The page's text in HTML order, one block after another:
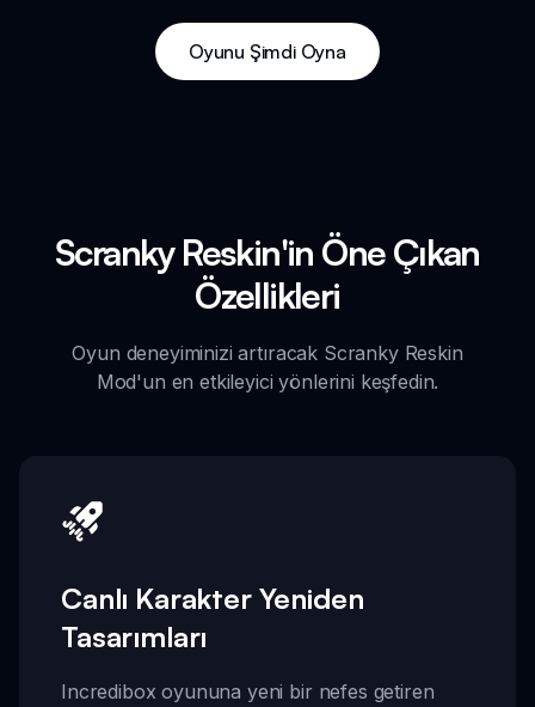
Oyunu Şimdi Oyna
Scranky Reskin'in Öne Çıkan
Özellikleri
Oyun deneyiminizi artıracak Scranky Reskin
Mod'un en etkileyici yönlerini keşfedin.
Canlı Karakter Yeniden
Tasarımları
Incredibox oyununa yeni bir nefes getiren